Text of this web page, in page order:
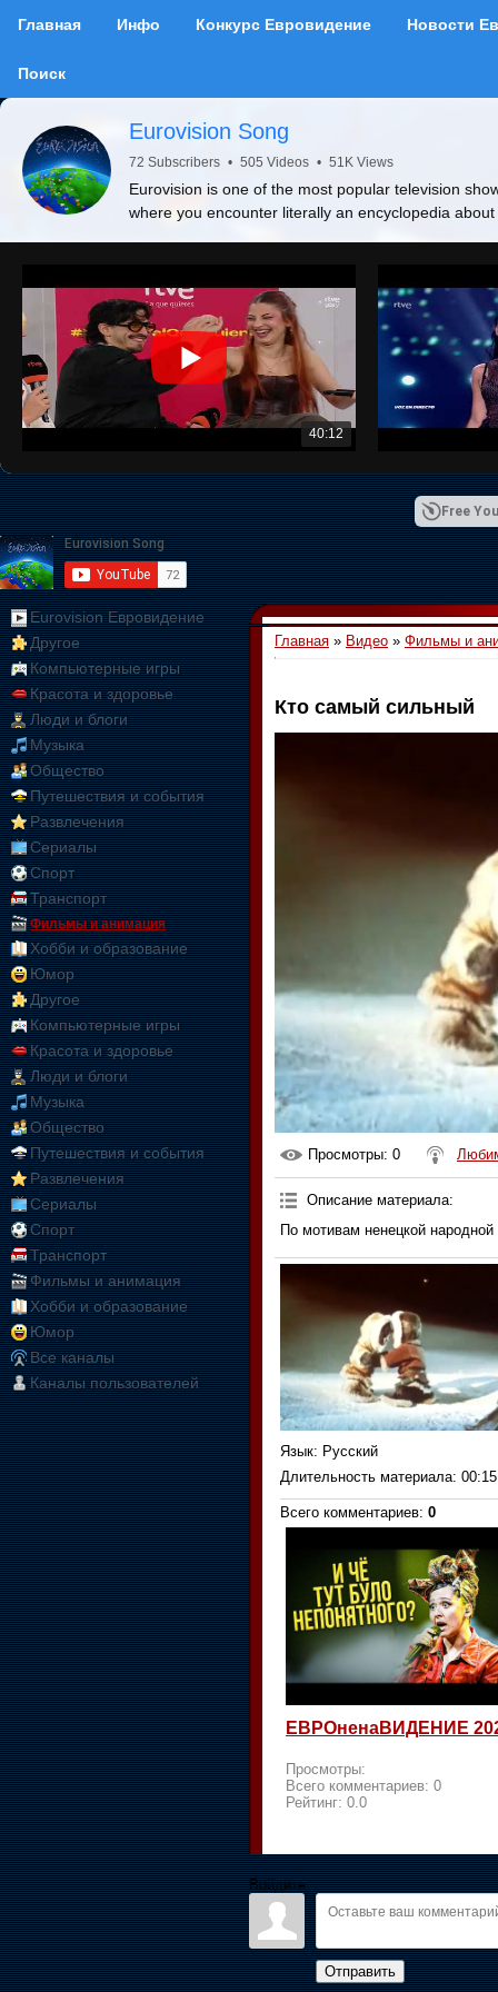
Главная Инфо Конкурс Евровидение Новости
Поиск
Eurovision Song
72 Subscribers • 505 Videos • 51K Views
Eurovision is one of the most popular television
where you encounter literally an encyclopedia
40:12
Free
Eurovision Евровидение
Другое
Компьютерные игры
Красота и здоровье
Люди и блоги
Музыка
Общество
Путешествия и события
Развлечения
Сериалы
Спорт
Транспорт
Фильмы и анимация
Хобби и образование
Юмор
Другое
Компьютерные игры
Красота и здоровье
Люди и блоги
Музыка
Общество
Путешествия и события
Развлечения
Сериалы
Спорт
Транспорт
Фильмы и анимация
Хобби и образование
Юмор
Все каналы
Каналы пользователей
Главная » Видео » Фильмы и
Кто самый сильный
Просмотры: 0
Описание материала:
По мотивам ненецкой
Язык: Русский
Длительность материала:
Всего комментариев: 0
ЕВРОненаВИДЕНИЕ
Просмотры:
Всего комментариев: 0
Рейтинг: 0.0
Войдите:
Отправить